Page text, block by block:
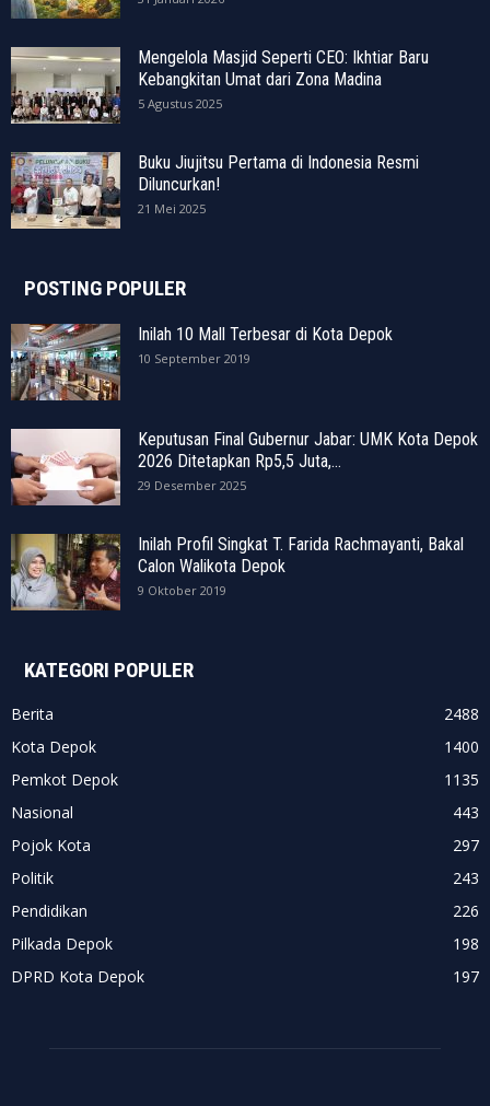
Mengelola Masjid Seperti CEO: Ikhtiar Baru
Kebangkitan Umat dari Zona Madina
5 Agustus 2025
Buku Jiujitsu Pertama di Indonesia Resmi
Diluncurkan!
21 Mei 2025
POSTING POPULER
Inilah 10 Mall Terbesar di Kota Depok
10 September 2019
Keputusan Final Gubernur Jabar: UMK Kota Depok
2026 Ditetapkan Rp5,5 Juta,...
29 Desember 2025
Inilah Profil Singkat T. Farida Rachmayanti, Bakal
Calon Walikota Depok
9 Oktober 2019
KATEGORI POPULER
Berita
2488
Kota Depok
1400
Pemkot Depok
1135
Nasional
443
Pojok Kota
297
Politik
243
Pendidikan
226
Pilkada Depok
198
DPRD Kota Depok
197